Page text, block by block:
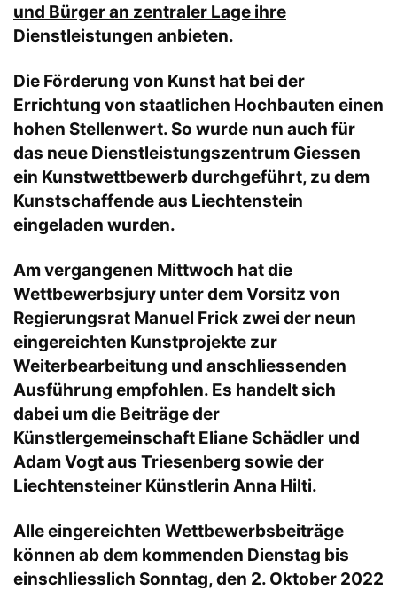
und Bürger an zentraler Lage ihre
Dienstleistungen anbieten.
Die Förderung von Kunst hat bei der
Errichtung von staatlichen Hochbauten einen
hohen Stellenwert. So wurde nun auch für
das neue Dienstleistungszentrum Giessen
ein Kunstwettbewerb durchgeführt, zu dem
Kunstschaffende aus Liechtenstein
eingeladen wurden.
Am vergangenen Mittwoch hat die
Wettbewerbsjury unter dem Vorsitz von
Regierungsrat Manuel Frick zwei der neun
eingereichten Kunstprojekte zur
Weiterbearbeitung und anschliessenden
Ausführung empfohlen. Es handelt sich
dabei um die Beiträge der
Künstlergemeinschaft Eliane Schädler und
Adam Vogt aus Triesenberg sowie der
Liechtensteiner Künstlerin Anna Hilti.
Alle eingereichten Wettbewerbsbeiträge
können ab dem kommenden Dienstag bis
einschliesslich Sonntag, den 2. Oktober 2022